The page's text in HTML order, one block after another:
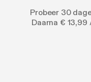
Probeer 30
Daarna € 13,99